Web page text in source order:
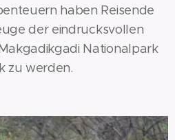
haben Reisende
der eindrucksvollen
Nationalpark
zu werden.